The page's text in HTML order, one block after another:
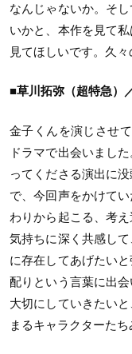
なんじゃないか。そ
いかと、本作を見て
見てほしいです。久
■草川拓弥（超特急）
金子くんを演じさせ
ドラマで出会いまし
ってくださる演出に
で、今回声をかけて
わりから起こる、考
気持ちに深く共感し
に存在してあげたい
配りという言葉に出
大切にしていきたい
まるキャラクターた